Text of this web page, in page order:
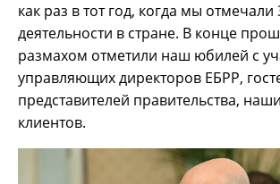
как раз в тот год, когда мы отмечали
деятельности в стране. В конце
размахом отметили наш юбилей с
управляющих директоров ЕБРР,
представителей правительства,
клиентов.